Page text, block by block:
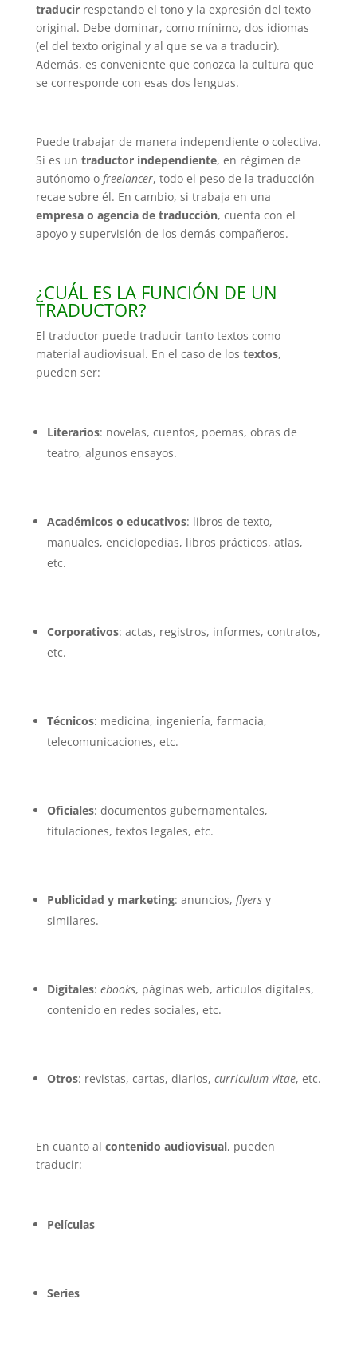
traducirrespetando el tono y la expresión del texto
original. Debe dominar, como mínimo, dos idiomas
(el del texto original y al que se va a traducir).
Además, es conveniente que conozca la cultura que
se corresponde con esas dos lenguas.
Puede trabajar de manera independiente o colectiva.
Si es un traductor independiente, en régimen de
autónomo o freelancer, todo el peso de la traducción
recae sobre él. En cambio, si trabaja en una
empresa o agencia de traducción, cuenta con el
apoyo y supervisión de los demás compañeros.
¿CUÁL ES LA FUNCIÓN DE UN
TRADUCTOR?
El traductor puede traducir tanto textos como
material audiovisual. En el caso de los textos,
pueden ser:
Literarios: novelas, cuentos, poemas, obras de
teatro, algunos ensayos.
Académicos o educativos: libros de texto,
manuales, enciclopedias, libros prácticos, atlas,
etc.
Corporativos: actas, registros, informes, contratos,
etc.
Técnicos: medicina, ingeniería, farmacia,
telecomunicaciones, etc.
Oficiales: documentos gubernamentales,
titulaciones, textos legales, etc.
Publicidad y marketing: anuncios, flyersy
similares.
Digitales: ebooks, páginas web, artículos digitales,
contenido en redes sociales, etc.
Otros: revistas, cartas, diarios, curriculum vitae, etc.
En cuanto al contenido audiovisual, pueden
traducir:
Películas
Series